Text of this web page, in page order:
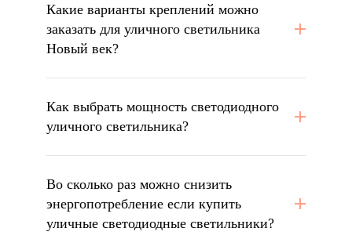
Какие варианты креплений можно
заказать для уличного светильника
Новый век?
Как выбрать мощность светодиодного
уличного светильника?
Во сколько раз можно снизить
энергопотребление если купить
уличные светодиодные светильники?